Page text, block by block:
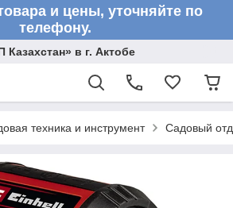
и цены, уточняйте по
телефону.
в г. Актобе
техника и инструмент Садовый